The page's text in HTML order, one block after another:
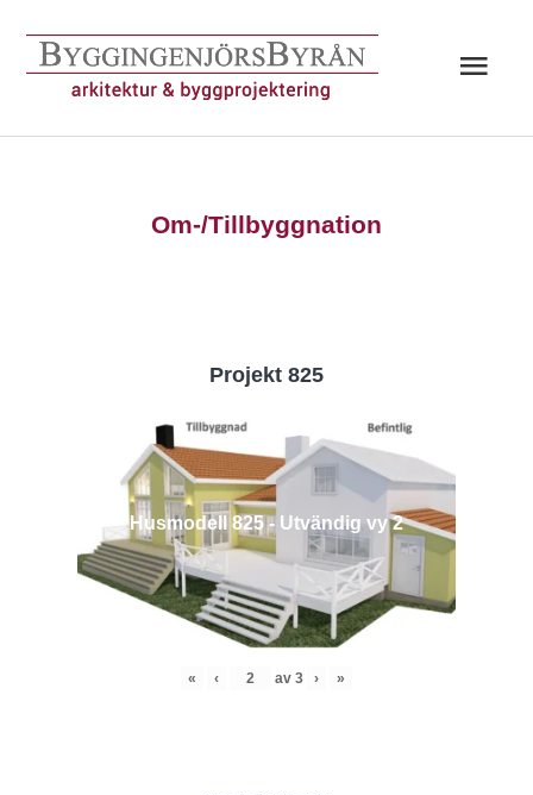
innehåll
Om-/Tillbyggnation
Projekt 825
Husmodell 825 - Utvändig vy 2
« ‹ av 3 › »